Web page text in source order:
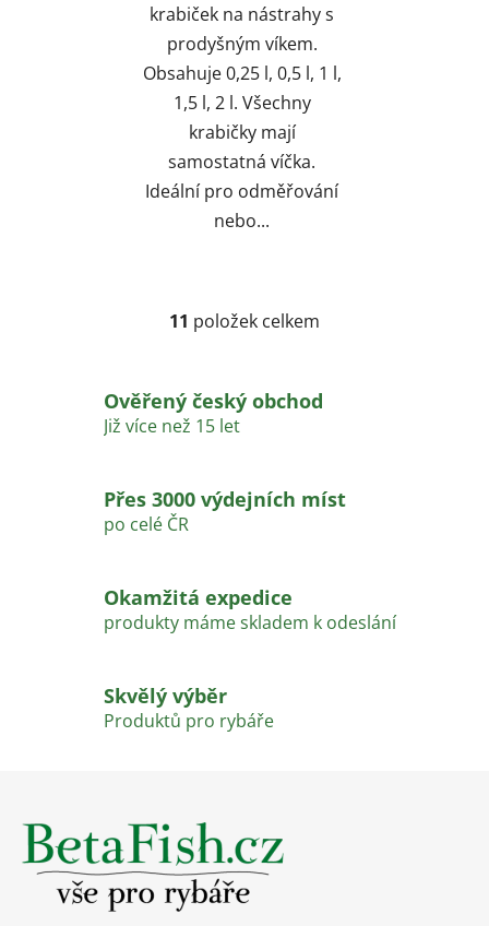
krabiček na nástrahy s
prodyšným víkem.
Obsahuje 0,25 l, 0,5 l, 1 l,
1,5 l, 2 l. Všechny
krabičky mají
samostatná víčka.
Ideální pro odměřování
nebo...
O
á
í
k
y
i
11 položek celkem
Ověřený český obchod
Již více než 15 let
Přes 3000 výdejních míst
po celé ČR
Okamžitá expedice
produkty máme skladem k odeslání
Skvělý výběr
Produktů pro rybáře